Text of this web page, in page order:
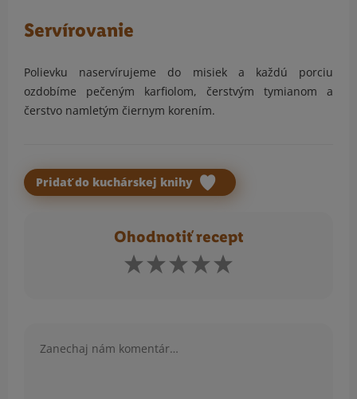
Servírovanie
Polievku naservírujeme do misiek a každú porciu
ozdobíme pečeným karfiolom, čerstvým tymianom a
čerstvo namletým čiernym korením.
Pridať do kuchárskej knihy
Ohodnotiť recept